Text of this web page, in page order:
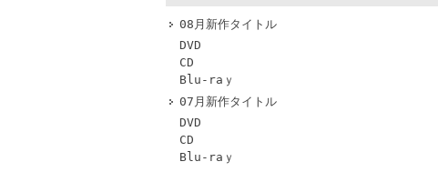
08月新作タイトル
DVD
CD
Blu-raｙ
07月新作タイトル
DVD
CD
Blu-raｙ